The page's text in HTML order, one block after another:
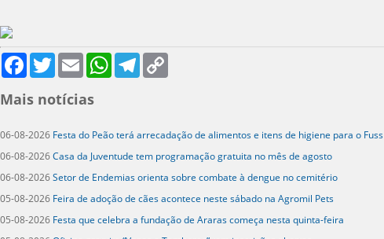
FacebookTwitter Email WhatsAppTelegram
Mais notícias
06-08-2026 Festa do Peão terá arrecadação de alimentos e itens de higiene para o Fuss
06-08-2026Casa da Juventude tem programação gratuita no mês de agosto
06-08-2026Setor de Endemias orienta sobre combate à dengue no cemitério
05-08-2026 Feira de adoção de cães acontece neste sábado na Agromil Pets
05-08-2026 Festa que celebra a fundação de Araras começa nesta quinta-feira